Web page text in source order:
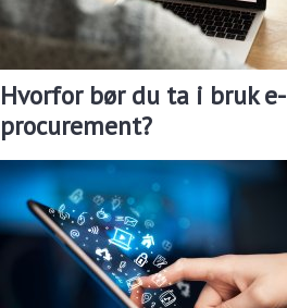
Hvorfor bør du ta i bruk e-
procurement?